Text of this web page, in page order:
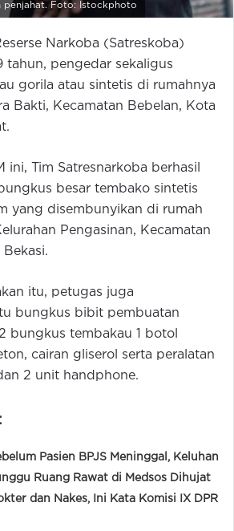
penjahat. Foto: Istockphoto
Narkoba (Satreskoba)
tahun, pengedar sekaligus
gorila atau sintetis di rumahnya
Bakti, Kecamatan Bebelan, Kota
ini, Tim Satresnarkoba berhasil
besar tembako sintetis
yang disembunyikan di rumah
Pengasinan, Kecamatan
itu, petugas juga
bungkus bibit pembuatan
bungkus tembakau 1 botol
cairan gliserol serta peralatan
2 unit handphone.
Pasien BPJS Meninggal, Keluhan
Ruang Rawat di Medsos Dihujat
dan Nakes, Ini Kata Komisi IX DPR